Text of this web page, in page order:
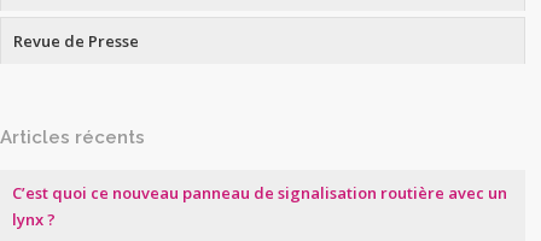
Revue de Presse
Articles récents
C’est quoi ce nouveau panneau de signalisation routière avec un
lynx ?